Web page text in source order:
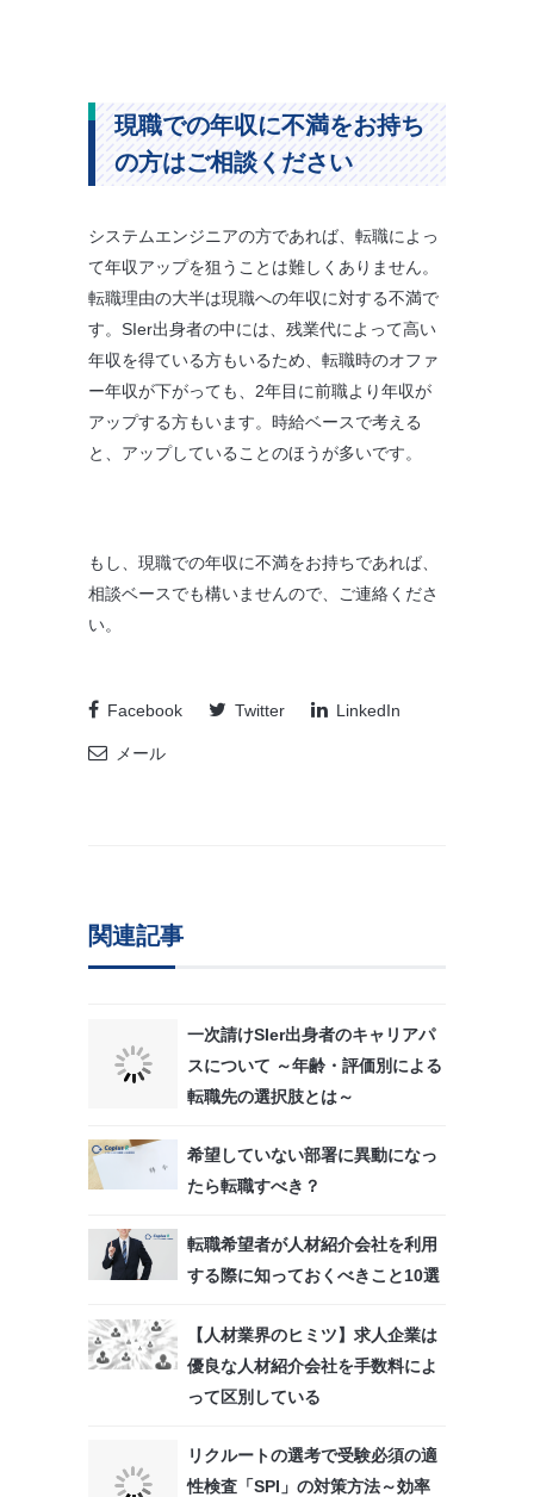
現職での年収に不満をお持ち
の方はご相談ください
システムエンジニアの方であれば、転職によっ
て年収アップを狙うことは難しくありません。
転職理由の大半は現職への年収に対する不満で
す。SIer出身者の中には、残業代によって高い
年収を得ている方もいるため、転職時のオファ
ー年収が下がっても、2年目に前職より年収が
アップする方もいます。時給ベースで考える
と、アップしていることのほうが多いです。
もし、現職での年収に不満をお持ちであれば、
相談ベースでも構いませんので、ご連絡くださ
い。
Facebook Twitter LinkedIn
メール
関連記事
一次請けSIer出身者のキャリアパ
スについて ～年齢・評価別による
転職先の選択肢とは～
希望していない部署に異動になっ
たら転職すべき？
転職希望者が人材紹介会社を利用
する際に知っておくべきこと10選
【人材業界のヒミツ】求人企業は
優良な人材紹介会社を手数料によ
って区別している
リクルートの選考で受験必須の適
性検査「SPI」の対策方法～効率